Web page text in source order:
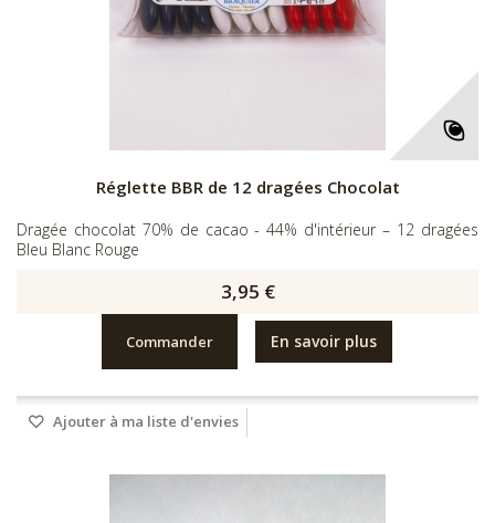
Réglette BBR de 12 dragées Chocolat
Dragée chocolat 70% de cacao - 44% d'intérieur – 12 dragées
Bleu Blanc Rouge
3,95 €
Commander En savoir plus
Ajouter à ma liste d'envies